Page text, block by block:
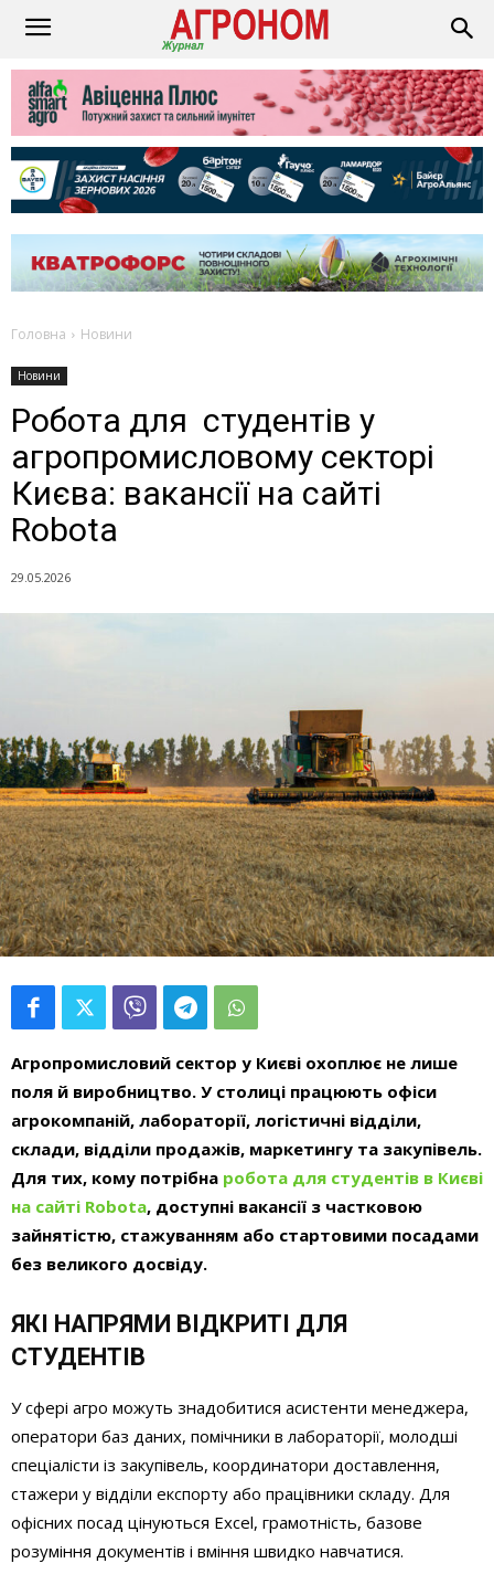
Головна Новини
Новини
Робота для студентів у
агропромисловому секторі
Києва: вакансії на сайті
Robota
29.05.2026
Агропромисловий сектор у Києві охоплює не лише
поля й виробництво. У столиці працюють офіси
агрокомпаній, лабораторії, логістичні відділи,
склади, відділи продажів, маркетингу та закупівель.
Для тих, кому потрібна робота для студентів в Києві
на сайті Robota, доступні вакансії з частковою
зайнятістю, стажуванням або стартовими посадами
без великого досвіду.
ЯКІ НАПРЯМИ ВІДКРИТІ ДЛЯ
СТУДЕНТІВ
У сфері агро можуть знадобитися асистенти менеджера,
оператори баз даних, помічники в лабораторії, молодші
спеціалісти із закупівель, координатори доставлення,
стажери у відділи експорту або працівники складу. Для
офісних посад цінуються Excel, грамотність, базове
розуміння документів і вміння швидко навчатися.